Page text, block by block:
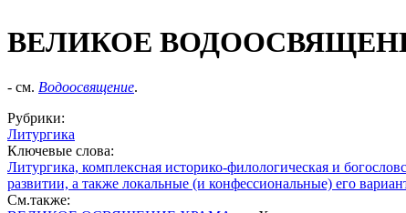
ВЕЛИКОЕ
- см. Водоосвящение.
Рубрики:
Литургика
Ключевые слова:
Литургика, комплексная историко-филологическая и
развитии, а также локальные (и конфессиональные) его
См.также: